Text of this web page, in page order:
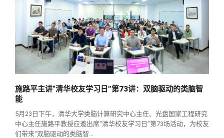
施路平主讲“清华校友学习日”第73讲：双脑驱动的类脑智
能
5月23日下午，清华大学类脑计算研究中心主任、光盘国家工程研究
中心主任施路平教授应邀出席“清华校友学习日”第73场活动，为校友
们带来“双脑驱动的类脑智...